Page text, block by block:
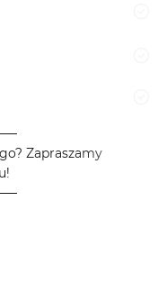
Zapraszamy